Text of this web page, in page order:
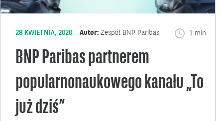
28 KWIETNIA, 2020 Autor: Zespół BNP Paribas 1 min.
BNP Paribas partnerem
popularnonaukowego kanału „To
już dziś”